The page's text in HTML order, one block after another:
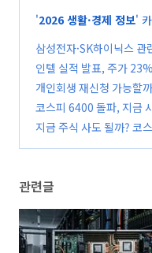
'2026 생활·경제 정보'
삼성전자·SK하이닉스
능할까? 최신 기준 완벽
인텔 실적 발표, 주가
26년 최신 기준) (0)
개인회생 재신청 가능할
026 최신)
(0)
코스피 6400 돌파, 지금
이유와 대응법 총정리
(0)
지금 주식 사도 될까? 코
관련글